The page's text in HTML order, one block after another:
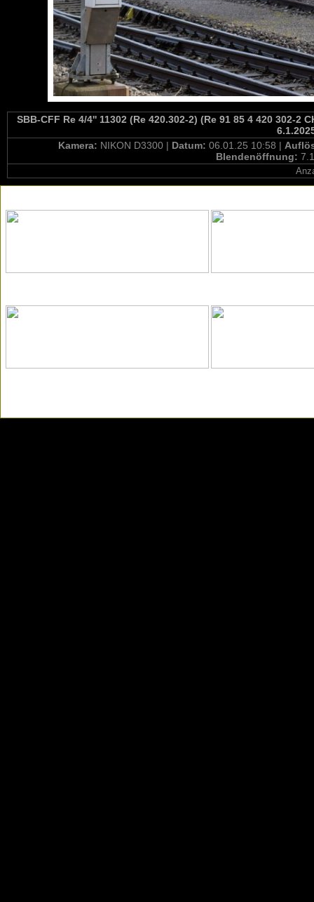
SBB-CFF Re 4/4'' 11302 (Re 420.302-2) (Re 91 85 4 420 302-2
Kamera: NIKON D3300 | Datum: 06.01.25 10:58 |
Blendenöffnung: